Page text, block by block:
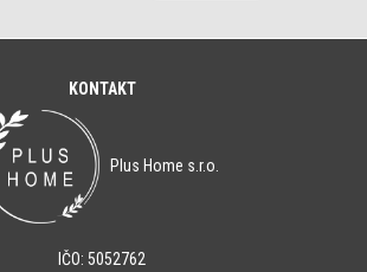
KONTAKT
Plus Home s.r.o.
IČO: 5052762